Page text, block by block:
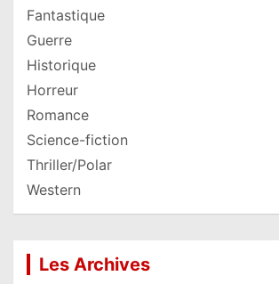
Fantastique
Guerre
Historique
Horreur
Romance
Science-fiction
Thriller/Polar
Western
Les Archives